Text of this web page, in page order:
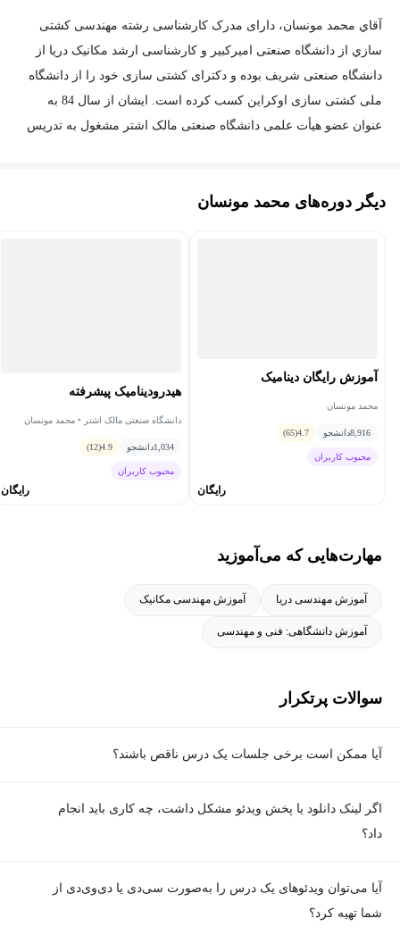
آقاي محمد مونسان، دارای مدرک کارشناسی رشته مهندسی کشتی
سازي از دانشگاه صنعتی اميرکبير و کارشناسی ارشد مکانيک دريا از
دانشگاه صنعتی شريف بوده و دکترای کشتی سازی خود را از دانشگاه
ملی کشتی سازی اوکراين کسب کرده است. ايشان از سال 84 به
عنوان عضو هيأت علمی دانشگاه صنعتی مالک اشتر مشغول به تدريس
کتاب‌هاي زير از جمله تأليفات ايشان است: کتاب جامع مهندسي معماري
دیگر دوره‌های محمد مونسان
آموزش رایگان دینامیک
محمد مونسان
8,916دانشجو 4.7
(65)
محبوب کاربران
رایگان
هیدرودینامیک‌ پیشرفته
دانشگاه صنعتی مالک اشتر • محمد مونسان
1,034دانشجو 4.9
(12)
محبوب کاربران
رایگان
مهارت‌هایی که می‌آموزید
آموزش مهندسی دریا آموزش مهندسی مکانیک
آموزش دانشگاهی: فنی و مهندسی
سوالات پرتکرار
آیا ممکن است برخی جلسات یک درس ناقص باشند؟
اگر لینک دانلود یا پخش ویدئو مشکل داشت، چه کاری باید انجام
داد؟
آیا می‌توان ویدئوهای یک درس را به‌صورت سی‌دی یا دی‌وی‌دی از
شما تهیه کرد؟